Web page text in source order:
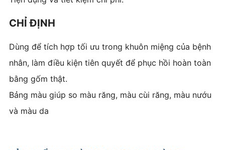
CHỈ ĐỊNH
Dùng để tích hợp tối ưu trong khuôn miệng của bệnh
nhân, làm điều kiện tiên quyết để phục hồi hoàn toàn
bằng gốm thật.
Bảng màu giúp so màu răng, màu cùi răng, màu nướu
và màu da